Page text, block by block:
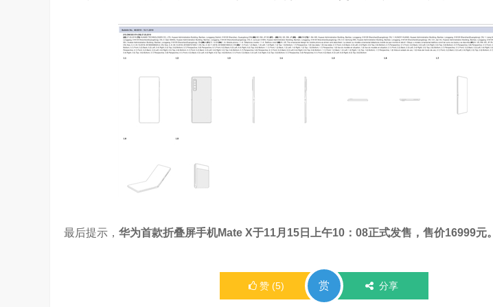
最后提示， 华为首款折叠屏手机Mate X于11月15日上午10：08正式发售，售价16999元。
赞 (5) 赏 分享